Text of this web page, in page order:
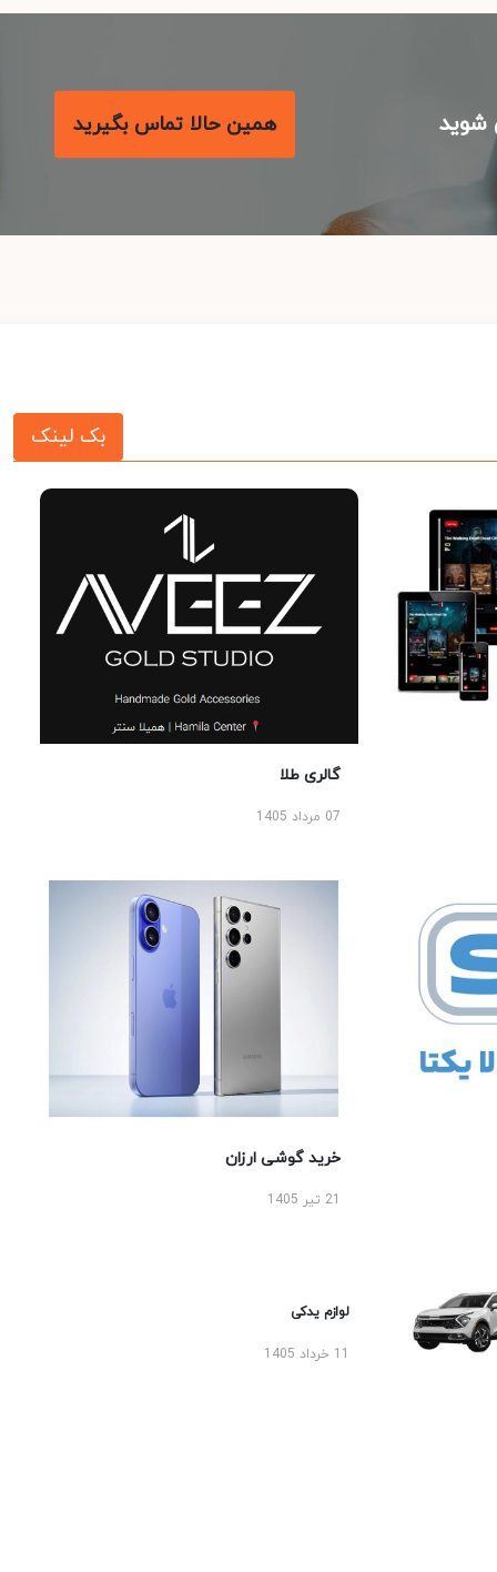
همین حالا تماس بگیرید
بک لینک
گالری طلا
07 مرداد 1405
خرید گوشی ارزان
لوازم یدکی